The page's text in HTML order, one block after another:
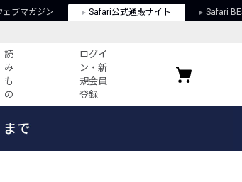
ブマガジン Safari公式通販サイト Safari
読
み
も
の
ログイ
ン・新
規会員
登録
お気に入りブランド